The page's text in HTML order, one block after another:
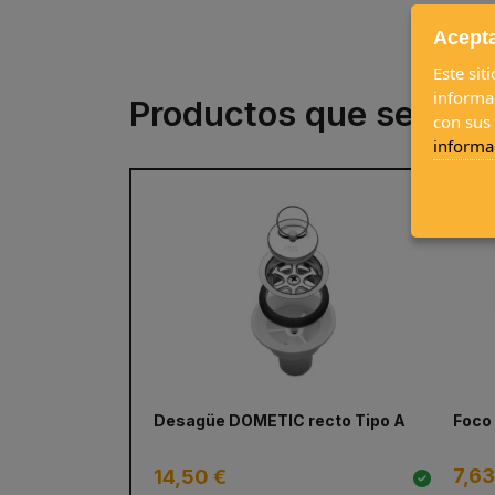
Productos que se
Desagüe DOMETIC recto Tipo A
14,50 €
Foco
Este
con